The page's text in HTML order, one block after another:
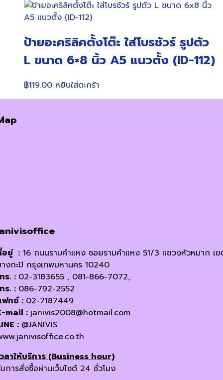
ป้ายอะคริลิคตั้งโต๊ะ ใส่โบรชัวร์ รูปตัว
L ขนาด 6×8 นิ้ว A5 แนวตั้ง (ID-112)
฿119.00 หยิบใส่ตะกร้า
อยู่ : 16 ถนนรามคำแหง ซอยรามคำแหง 51/3 แขวงหัวหมาก เ
งกะปิ กรุงเทพมหานคร 10240
ร. : 02-3183655 , 081-866-7072,
ร. : 086-792-2552
กซ์ : 02-7187449
mail : janivis2008@hotmail.com
: @JANIVIS
ลาให้บริการ (Business hour)
การสั่งซื้อผ่านเว็บไซต์ 24 ชั่วโมง